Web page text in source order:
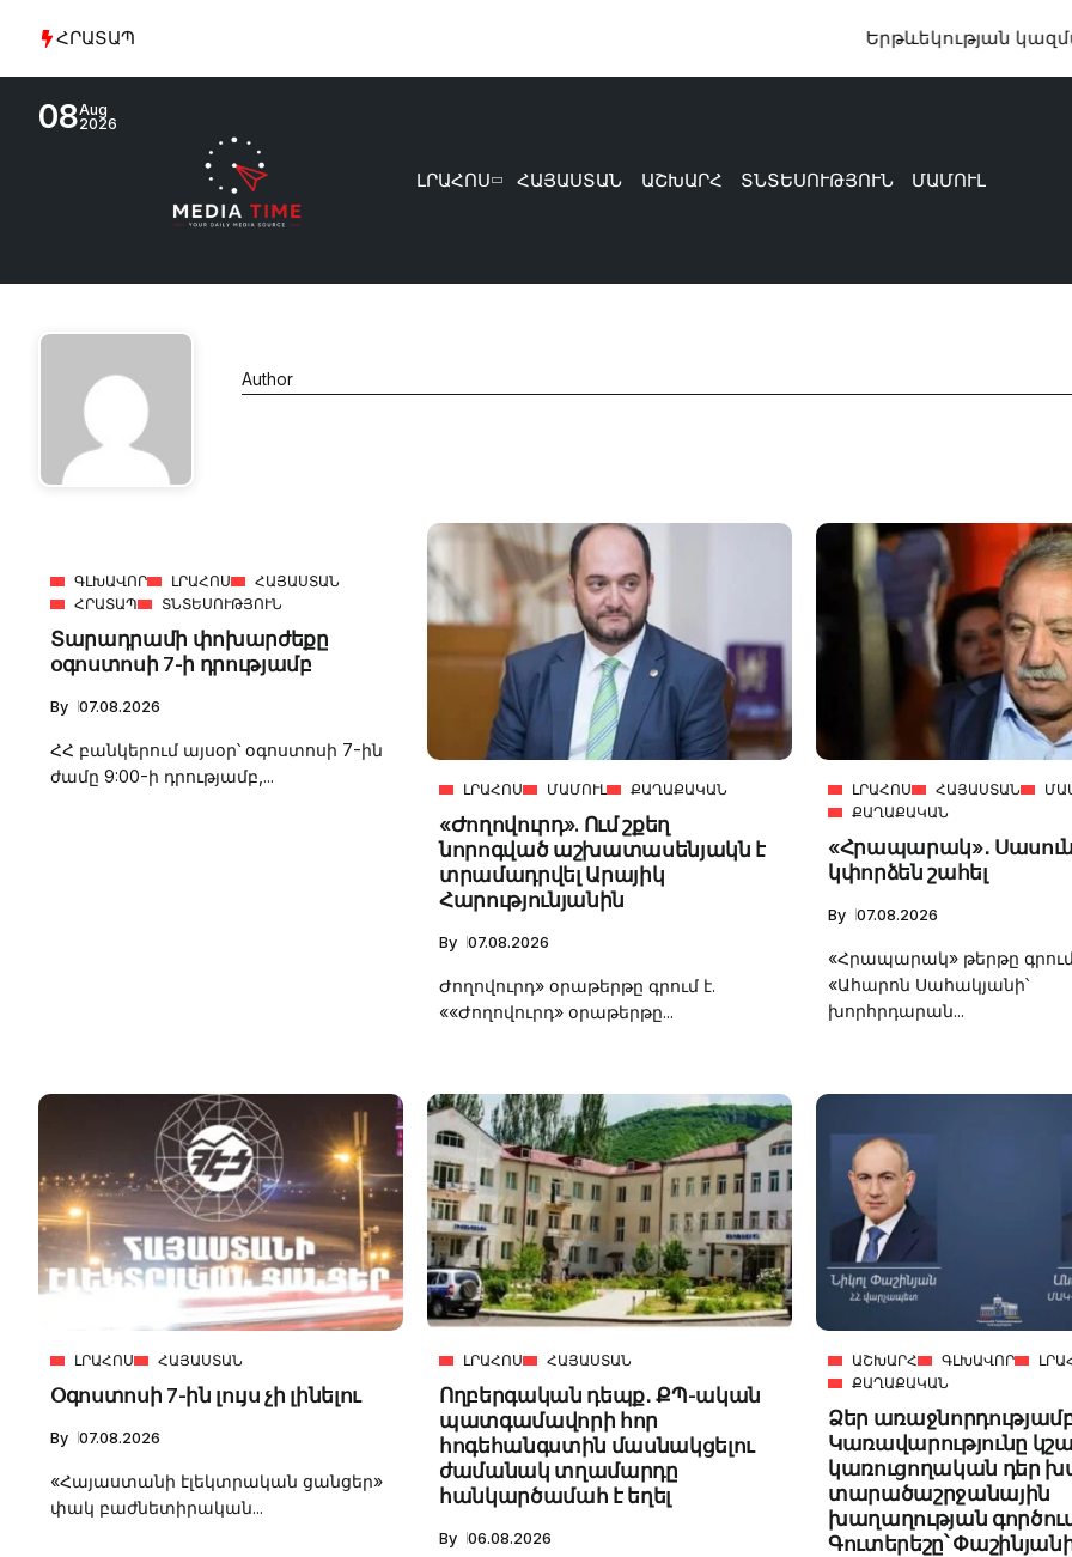
ՀՐԱՏԱՊ Երթևեկության
08Aug
2026
ԼՐԱՀՈՍ ՀԱՅԱՍՏԱՆ ԱՇԽԱՐՀ ՏՆՏԵՍՈՒԹՅՈՒՆ ՄԱՄՈՒԼ
4m
2.2k
Author
ԳԼԽԱՎՈՐ ԼՐԱՀՈՍ
ՀԱՅԱՍՏԱՆ
ՀՐԱՏԱՊ
ՏՆՏԵՍՈՒԹՅՈՒՆ
Տարադրամի փոխարժեքը
օգոստոսի 7-ի դրությամբ
By 07.08.2026
ՀՀ բանկերում այսօր՝ օգոստոսի 7-ին
ժամը 9:00-ի դրությամբ,...
ԼՐԱՀՈՍ ՄԱՄՈՒԼ ՔԱՂԱՔԱԿԱՆ
«Ժողովուրդ». Ում շքեղ
նորոգված աշխատասենյակն է
տրամադրվել Արայիկ
Հարությունյանին
By 07.08.2026
Ժողովուրդ» օրաթերթը գրում է.
««Ժողովուրդ» օրաթերթը...
ԼՐԱՀՈՍ ՀԱՅԱՍՏԱՆ
ՔԱՂԱՔԱԿԱՆ
«Հրապարակ»․
կփորձեն շահել
By 07.08.2026
«Հրապարակ» թերթը գրում
«Ահարոն Սահակյանի՝
խորհրդարան...
ԼՐԱՀՈՍ ՀԱՅԱՍՏԱՆ
Օգոստոսի 7-ին լույս չի լինելու
By 07.08.2026
«Հայաստանի էլեկտրական ցանցեր»
փակ բաժնետիրական...
ԼՐԱՀՈՍ ՀԱՅԱՍՏԱՆ
Ողբերգական դեպք․ ՔՊ-ական
պատգամավորի հոր
հոգեհանգստին մասնակցելու
ժամանակ տղամարդը
հանկարծամահ է եղել
By 06.08.2026
ԱՇԽԱՐՀ ԳԼԽԱՎՈՐ
ՔԱՂԱՔԱԿԱՆ
Ձեր
Կառավարությունը
կառուցողական դեր
տարածաշրջանային
խաղաղության
Գուտերեշը՝